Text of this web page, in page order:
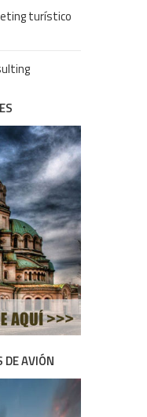
turístico
DE AVIÓN